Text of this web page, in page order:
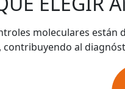
moleculares están
al